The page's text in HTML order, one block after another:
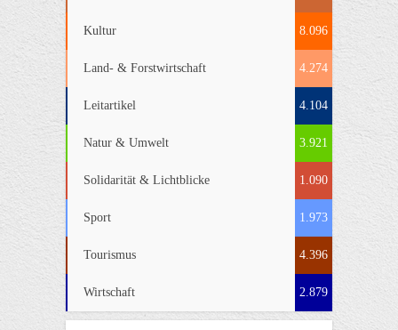
Kultur 8.096
Land- & Forstwirtschaft 4.274
Leitartikel 4.104
Natur & Umwelt 3.921
Solidarität & Lichtblicke 1.090
Sport 1.973
Tourismus 4.396
Wirtschaft 2.879